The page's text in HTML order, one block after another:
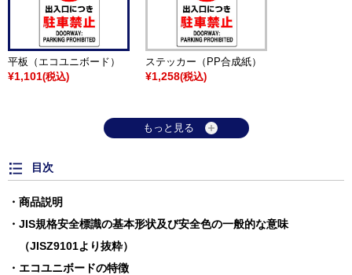
平板（エコユニボード）
¥1,101(税込)
ステッカー（PP合成紙）
¥1,258(税込)
もっと見る
目次
商品説明
JIS規格安全標識の基本形状及び安全色の一般的な意味
（JISZ9101より抜粋）
エコユニボードの特徴